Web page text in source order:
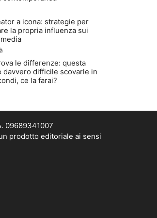
a icona: strategie per
la propria influenza sui
le differenze: questa
davvero difficile scovarle in
ce la farai?
09689341007
prodotto editoriale ai sensi